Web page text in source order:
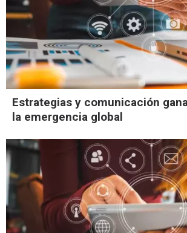
Estrategias y comunicación
la emergencia global